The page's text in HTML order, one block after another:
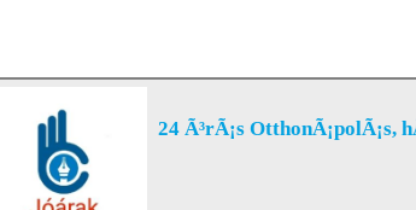
24 Ã³rÃ¡s OtthonÃ¡polÃ¡s,